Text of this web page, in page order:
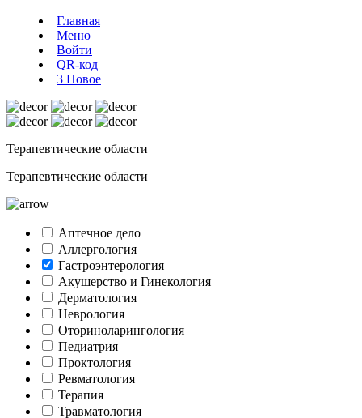
Главная
Меню
Войти
QR-код
3 Новое
Терапевтические области
Терапевтические области
Аптечное дело
Аллергология
Гастроэнтерология
Акушерство и Гинекология
Дерматология
Неврология
Оториноларингология
Педиатрия
Проктология
Ревматология
Терапия
Травматология